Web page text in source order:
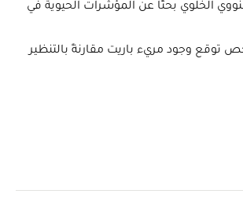
الخلوي بحثًا عن المؤشرات الحيوية في
المرحلتين الأولى والثانية لإظهار مستوى الأمان والتحمل الفائق لهذه الأداة. وتبلغ دقة المؤشرات الحيوية 97% فيما يخص توقع وجود مريء باريت مقارنةً بالتنظير